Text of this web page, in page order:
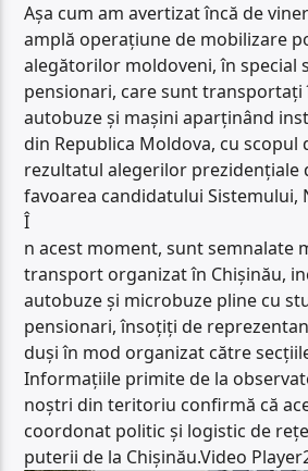
Așa cum am avertizat încă de
amplă operațiune de mobilizare
alegătorilor moldoveni, în special
pensionari, care sunt transportați
autobuze și mașini aparținând
din Republica Moldova, cu scopul
rezultatul alegerilor prezidențiale
favoarea candidatului Sistemului,
Î
n acest moment, sunt semnalate
transport organizat în Chișinău,
autobuze și microbuze pline cu
pensionari, însoțiți de
duși în mod organizat către
Informațiile primite de la
noștri din teritoriu confirmă că
coordonat politic și logistic de
puterii de la Chișinău.Video